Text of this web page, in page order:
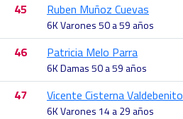
45 Ruben Muñoz Cuevas
6K Varones 50 a 59 años
46 Patricia Melo Parra
6K Damas 50 a 59 años
47 Vicente Cisterna Valdebenito
6K Varones 14 a 29 años